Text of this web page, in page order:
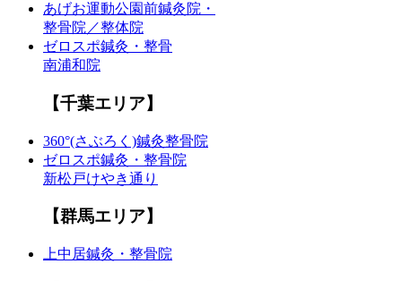
あげお運動公園前鍼灸院・
整骨院／整体院
ゼロスポ鍼灸・整骨
南浦和院
【千葉エリア】
360°(さぶろく)鍼灸整骨院
ゼロスポ鍼灸・整骨院
新松戸けやき通り
【群馬エリア】
上中居鍼灸・整骨院